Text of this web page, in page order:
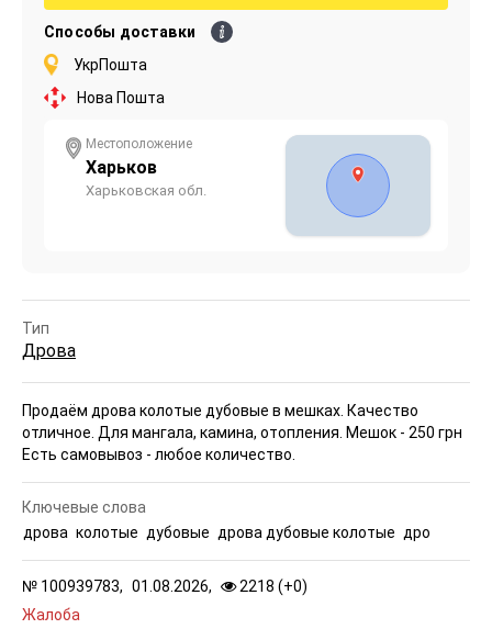
Способы доставки
УкрПошта
Нова Пошта
Местоположение
Харьков
Харьковская обл.
Тип
Дрова
Продаём дрова колотые дубовые в мешках. Качество
отличное. Для мангала, камина, отопления. Мешок - 250 грн
Есть самовывоз - любое количество.
№ 100939783, 01.08.2026, 2218 (+0)
Жалоба
Ключевые слова
дрова колотые дубовые дрова дубовые колотые дро